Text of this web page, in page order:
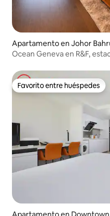
Apartamento en Johor
Ocean Geneva en R&F,
Favorito entre huéspedes
Favorito entre huéspedes